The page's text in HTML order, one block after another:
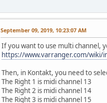
September 09, 2019, 10:23:07 AM
If you want to use multi channel,
https://www.varranger.com/wiki/
Then, in Kontakt, you need to
The Right 1 is midi channel 13
The Right 2 is midi channel 14
The Right 3 is midi channel 15